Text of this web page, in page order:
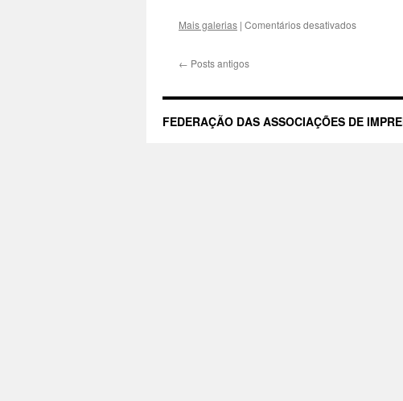
Mais galerias | Comentários desativadosem
← Posts antigos
FEDERAÇÃO DAS ASSOCIAÇÕES DE